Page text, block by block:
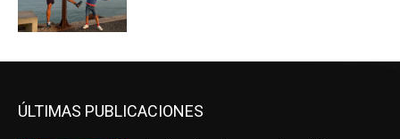
ÚLTIMAS PUBLICACIONES